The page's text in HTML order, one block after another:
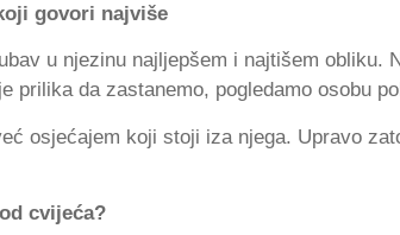
govori najviše
u njezinu najljepšem i najtišem
prilika da zastanemo, pogledamo osobu
osjećajem koji stoji iza njega. Upravo
cvijeća?